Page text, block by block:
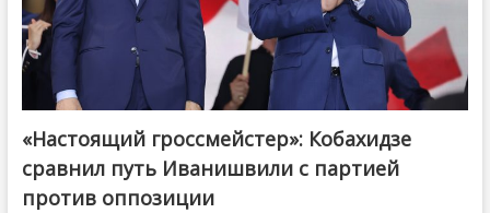
@ქართული ოცნება / Georgian Dream
«Настоящий гроссмейстер»: Кобахидзе
сравнил путь Иванишвили с партией
против оппозиции